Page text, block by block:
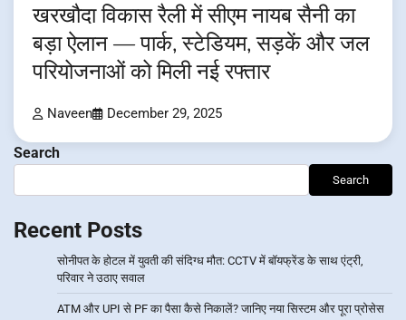
खरखौदा विकास रैली में सीएम नायब सैनी का
बड़ा ऐलान — पार्क, स्टेडियम, सड़कें और जल
परियोजनाओं को मिली नई रफ्तार
Naveen December 29, 2025
Search
Search
Recent Posts
सोनीपत के होटल में युवती की संदिग्ध मौत: CCTV में बॉयफ्रेंड के साथ एंट्री,
परिवार ने उठाए सवाल
ATM और UPI से PF का पैसा कैसे निकालें? जानिए नया सिस्टम और पूरा प्रोसेस